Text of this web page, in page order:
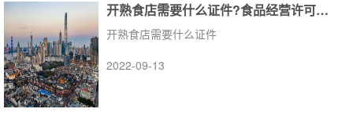
开熟食店需要什么证件?食品经营许可证需要...
开熟食店需要什么证件
2022-09-13